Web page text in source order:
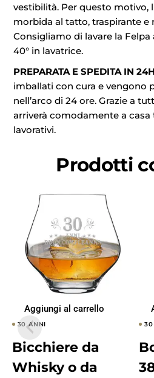
vestibilità. Per questo motivo,
morbida al tatto, traspirante e
Consigliamo di lavare la
40° in lavatrice.
PREPARATA E SPEDITA IN
imballati con cura e vengono
nell’arco di 24 ore. Grazie a
arriverà comodamente a casa
lavorativi.
Prodotti
Aggiungi al carrello
30 ANNI
Bicchiere da
Whisky o da
30